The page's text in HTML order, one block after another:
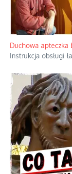
Niezwykły
Reżyser Jerzy
dokumentów,
nieznane fakty